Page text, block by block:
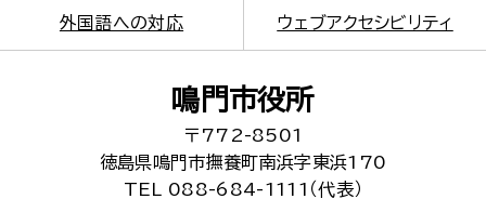
外国語への対応 ウェブアクセシビリティ
鳴門市役所
〒772-8501
徳島県鳴門市撫養町南浜字東浜170
TEL 088-684-1111（代表）